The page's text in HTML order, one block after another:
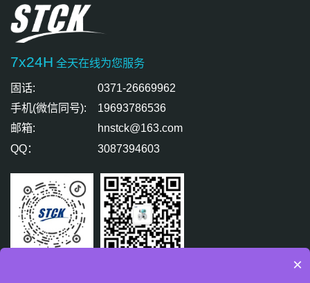
7x24H 全天在线为您服务
固话:
0371-26669962
手机(微信同号):
19693786536
邮箱:
hnstck@163.com
QQ：
3087394603
×